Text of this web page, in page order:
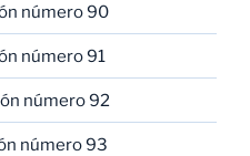
número 90
número 91
número 92
número 93